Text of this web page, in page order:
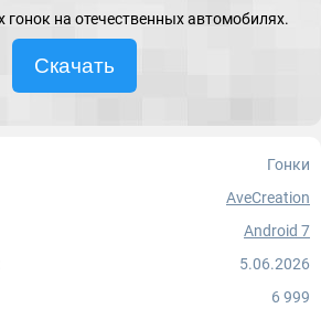
на отечественных автомобилях.
Скачать
Гонки
AveCreation
Android 7
5.06.2026
6 999